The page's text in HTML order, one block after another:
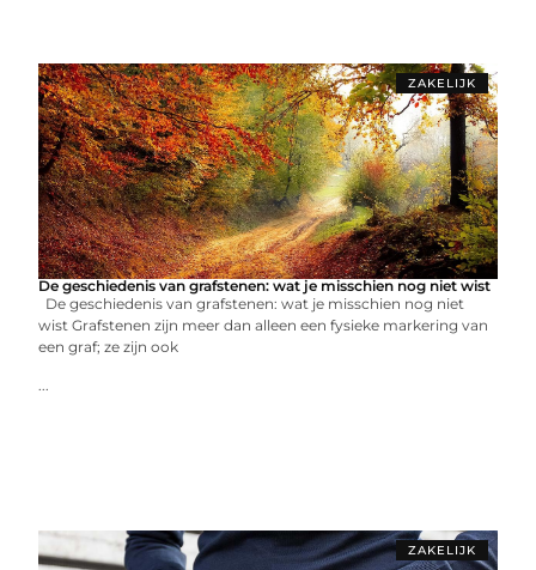
ZAKELIJK
De geschiedenis van grafstenen: wat je misschien nog niet wist
De geschiedenis van grafstenen: wat je misschien nog niet
wist Grafstenen zijn meer dan alleen een fysieke markering van
een graf; ze zijn ook
...
ZAKELIJK